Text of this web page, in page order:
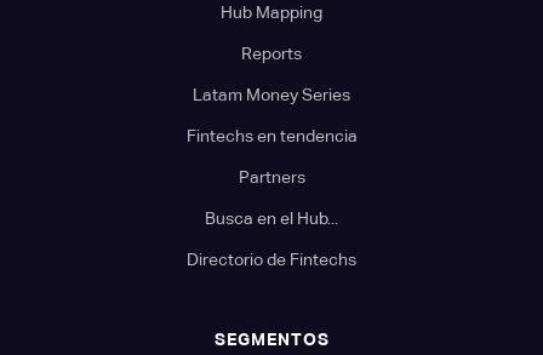
Hub Mapping
Reports
Latam Money Series
Fintechs en tendencia
Partners
Busca en el Hub...
Directorio de Fintechs
SEGMENTOS